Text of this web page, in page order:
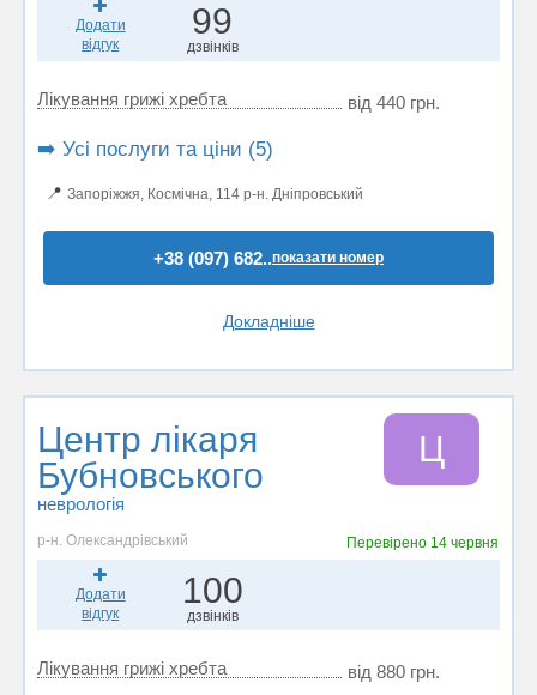
Додати
відгук
99
дзвінків
Лікування грижі хребта від 440 грн.
➡️ Усі послуги та ціни (5)
📍 Запоріжжя, Космічна, 114 р-н. Дніпровський
+38 (097) 682..показати номер
Докладніше
Центр лікаря
Бубновського
неврологія
Ц
р-н. Олександрівський Перевірено 14 червня
Додати
відгук
100
дзвінків
Лікування грижі хребта
від 880 грн.